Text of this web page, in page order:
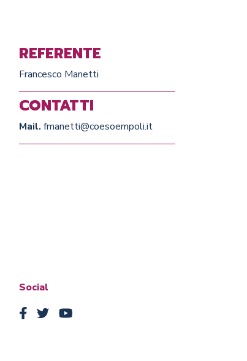
REFERENTE
Francesco Manetti
CONTATTI
Mail. fmanetti@coesoempoli.it
Social